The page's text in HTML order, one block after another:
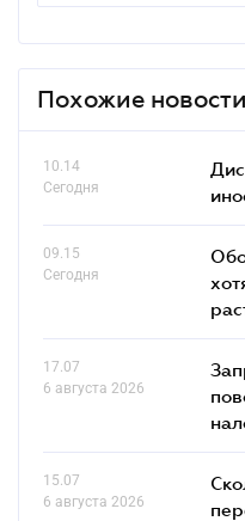
Похожие новости
10.14
Сегодня
09.15
Сегодня
17.07
6 августа 2026
15.07
6 августа 2026